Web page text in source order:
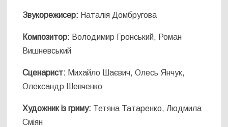
Звукорежисер: Наталія Домбругова
Композитор: Володимир Гронський, Роман
Вишневський
Сценарист: Михайло Шаєвич, Олесь Янчук,
Олександр Шевченко
Художник із гриму: Тетяна Татаренко, Людмила
Сміян